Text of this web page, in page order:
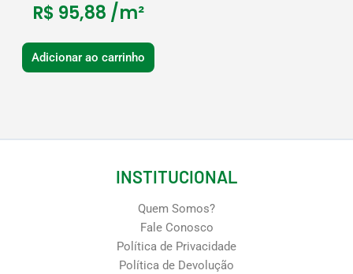
R$ 95,88 /m²
Adicionar ao carrinho
INSTITUCIONAL
Quem Somos?
Fale Conosco
Política de Privacidade
Política de Devolução